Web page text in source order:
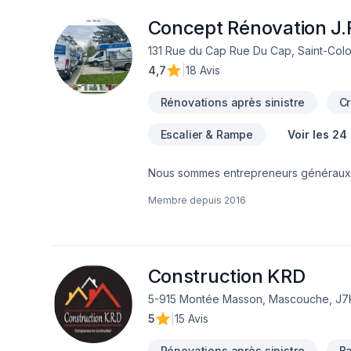
Concept Rénovation
131 Rue du Cap Rue Du Cap, Saint-
4,7
18 Avis
Rénovations après sinistre
Escalier & Rampe Voir les 24
Nous sommes entrepreneurs
et nous nous spécialisons
Adèle, ce qui nous permet
maximiser votre investissement,Une
vos travaux à une équipe
Membre depuis 2016
Construction KRD
5-915 Montée Masson, Mascouche,
5
15 Avis